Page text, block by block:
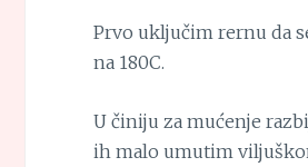
Prvo uključim rernu da
na 180C.
U činiju za mućenje
ih malo umutim